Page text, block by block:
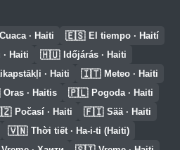
Cuaca · Haiti 🇪🇸 El tiempo · Haití
Haiti 🇭🇺 Időjárás · Haiti
· Haiti 🇮🇹 Meteo · Haiti
Oras · Haitis 🇵🇱 Pogoda · Haiti
Počasí · Haiti 🇫🇮 Sää · Haiti
🇻🇳 Thời tiết · Ha-i-ti (Haiti)